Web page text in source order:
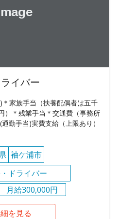
イバー
家族手当（扶養配偶者は五千
）＊残業手当＊交通費（事務所
勤手当)実費支給（上限あり）
袖ケ浦市
ドライバー
月給300,000円
を見る